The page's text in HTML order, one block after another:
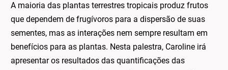
A maioria das plantas terrestres tropicais produz frutos
que dependem de frugívoros para a dispersão de suas
sementes, mas as interações nem sempre resultam em
benefícios para as plantas. Nesta palestra, Caroline irá
apresentar os resultados das quantificações das